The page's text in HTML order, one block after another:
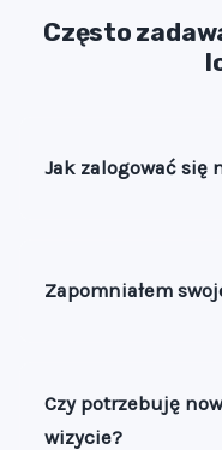
Często
Jak zalogować się
Zapomniałem
Czy potrzebuję
wizycie?